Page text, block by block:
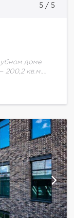
5 / 5
доме
200,2 кв.м.
кровлей